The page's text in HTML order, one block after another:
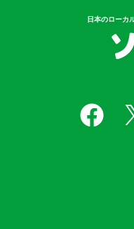
日本のローカ